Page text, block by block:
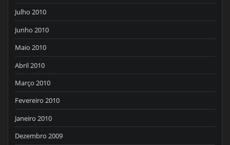
Julho 2010
Junho 2010
Maio 2010
Abril 2010
Março 2010
Fevereiro 2010
Janeiro 2010
Dezembro 2009